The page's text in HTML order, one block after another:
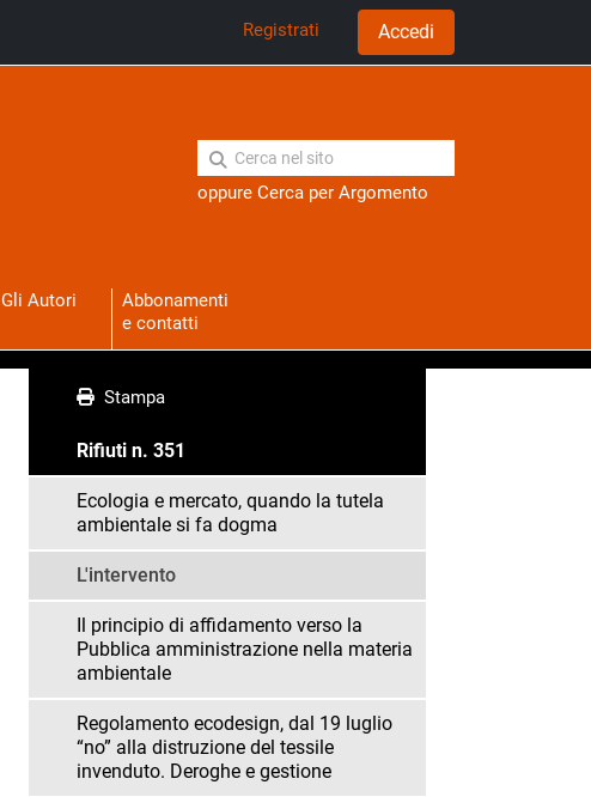
Registrati Accedi
oppure Cerca per Argomento
Gli Autori
Abbonamenti
e contatti
Stampa
Rifiuti n. 351
Ecologia e mercato, quando la tutela
ambientale si fa dogma
L'intervento
Il principio di affidamento verso la
Pubblica amministrazione nella materia
ambientale
Regolamento ecodesign, dal 19 luglio
“no” alla distruzione del tessile
invenduto. Deroghe e gestione